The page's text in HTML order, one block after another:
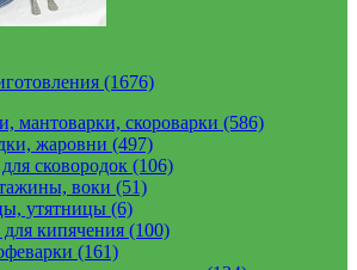
(1676)
мантоварки, скороварки (586)
жаровни (497)
сковородок (106)
воки (51)
утятницы (6)
кипячения (100)
(161)